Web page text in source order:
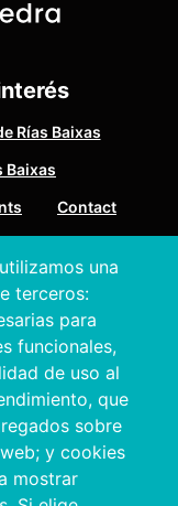
una
terceros:
para
funcionales,
de uso al
que
sobre
y cookies
mostrar
Rías Baixas
Baixas
Contact
Ríos, s/n - 36071
804 124